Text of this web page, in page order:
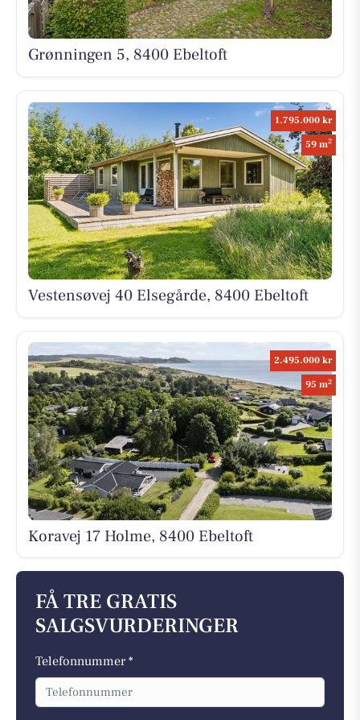
Grønningen 5, 8400 Ebeltoft
1.795.000 kr
59 m2
Vestensøvej 40 Elsegårde, 8400 Ebeltoft
2.495.000 kr
95 m2
Koravej 17 Holme, 8400 Ebeltoft
FÅ TRE GRATIS
SALGSVURDERINGER
Telefonnummer *